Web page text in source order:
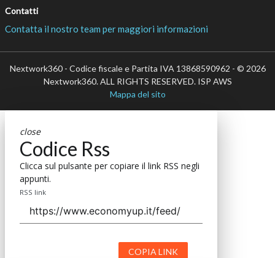
Contatti
Contatta il nostro team per maggiori informazioni
Nextwork360 - Codice fiscale e Partita IVA 13868590962 - © 2026
Nextwork360. ALL RIGHTS RESERVED. ISP AWS
Mappa del sito
close
Codice Rss
Clicca sul pulsante per copiare il link RSS negli
appunti.
RSS link
COPIA LINK